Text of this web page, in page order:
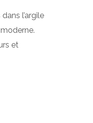
l’argile
et